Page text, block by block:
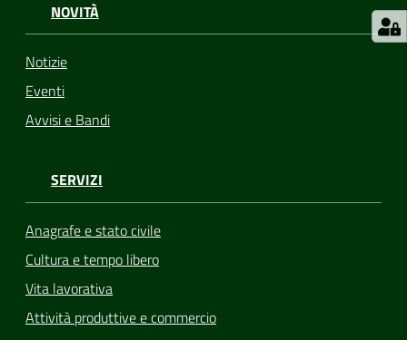
NOVITÀ
Notizie
Eventi
Avvisi e Bandi
SERVIZI
Anagrafe e stato civile
Cultura e tempo libero
Vita lavorativa
Attività produttive e commercio